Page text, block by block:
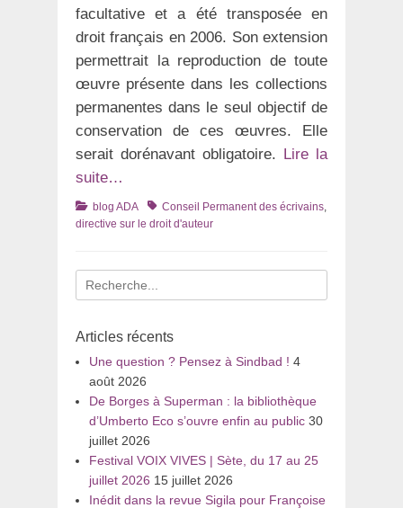
facultative et a été transposée en
droit français en 2006. Son extension
permettrait la reproduction de toute
œuvre présente dans les collections
permanentes dans le seul objectif de
conservation de ces œuvres. Elle
serait dorénavant obligatoire. Lire la
suite…
Catégories
blog ADA TagsConseil Permanent des écrivains
directive sur le droit d'auteur
Recherche
pour
Articles récents
Une question ? Pensez à Sindbad ! 4
août 2026
De Borges à Superman : la bibliothèque
d’Umberto Eco s’ouvre enfin au public 30
juillet 2026
Festival VOIX VIVES | Sète, du 17 au 25
juillet 2026 15 juillet 2026
Inédit dans la revue Sigila pour Françoise